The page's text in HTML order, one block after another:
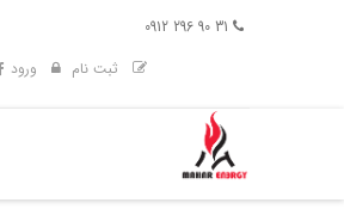
ثبت نام
ورود